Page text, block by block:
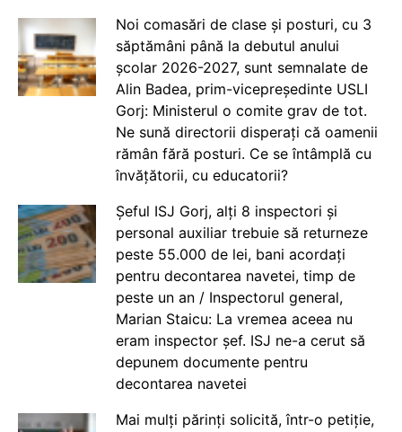
Noi comasări de clase și posturi, cu 3
săptămâni până la debutul anului
școlar 2026-2027, sunt semnalate de
Alin Badea, prim-vicepreședinte USLI
Gorj: Ministerul o comite grav de tot.
Ne sună directorii disperați că oamenii
rămân fără posturi. Ce se întâmplă cu
învățătorii, cu educatorii?
Șeful ISJ Gorj, alți 8 inspectori și
personal auxiliar trebuie să returneze
peste 55.000 de lei, bani acordați
pentru decontarea navetei, timp de
peste un an / Inspectorul general,
Marian Staicu: La vremea aceea nu
eram inspector șef. ISJ ne-a cerut să
depunem documente pentru
decontarea navetei
Mai mulți părinți solicită, într-o petiție,